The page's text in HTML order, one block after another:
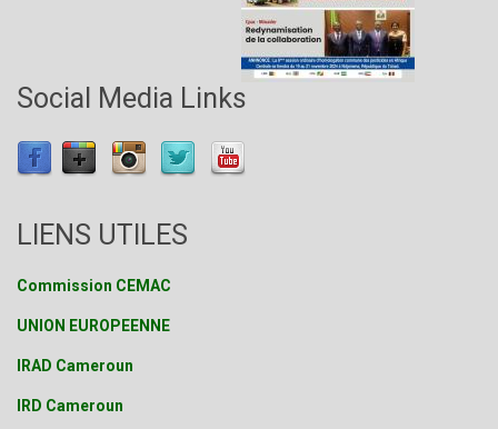
Social Media Links
LIENS UTILES
Commission CEMAC
UNION EUROPEENNE
IRAD Cameroun
IRD Cameroun